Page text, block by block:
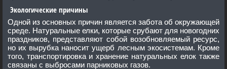
Экологические причины
Одной из основных причин является забота об окружающей
среде. Натуральные елки, которые срубают для новогодних
праздников, представляют собой возобновляемый ресурс,
но их вырубка наносит ущерб лесным экосистемам. Кроме
того, транспортировка и хранение натуральных елок также
связаны с выбросами парниковых газов.